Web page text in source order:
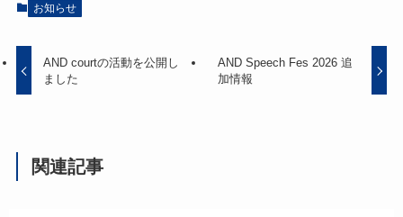
お知らせ
AND courtの活動を公開し
ました
AND Speech Fes 2026 追
加情報
関連記事